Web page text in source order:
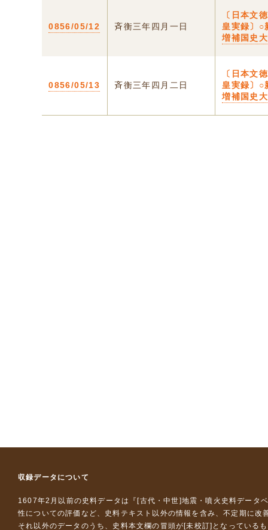
0856/05/12 斉衡三年四月一日
〔日本文
皇実録〕○
増補国史
0856/05/13 斉衡三年四月二日
〔日本文
皇実録〕○
増補国史
収録データについて
1607年2月以前の史料データは『 [古代・中世]地震・噴火史料データ
性についての評価など、史料テキスト以外の情報を含み、不定期に改
それ以外のデータのうち、史料本文欄の冒頭が[未校訂]となっている